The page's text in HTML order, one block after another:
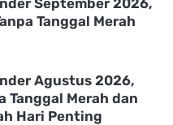
Tanggal Merah
Agustus 2026,
Tanggal Merah dan
Hari Penting